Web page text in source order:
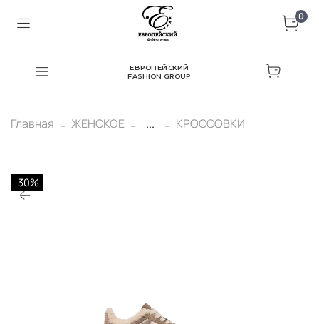
0
ЕВРОПЕЙСКИЙ
FASHION GROUP
Главная ЖЕНСКОЕ ... КРОССОВКИ
-30%